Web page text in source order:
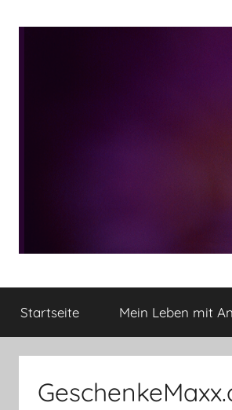
Yvis
Lifestyle
kleine
Lifestyle
Rezensionen,
Startseite Mein Leben mit